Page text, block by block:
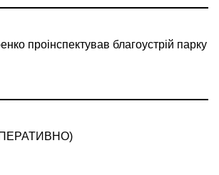
проінспектував благоустрій парку